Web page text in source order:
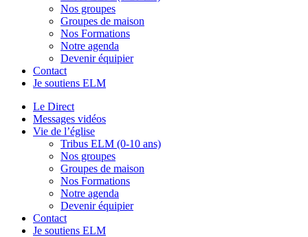
Nos groupes
Groupes de maison
Nos Formations
Notre agenda
Devenir équipier
Contact
Je soutiens ELM
Le Direct
Messages vidéos
Vie de l’église
Tribus ELM (0-10 ans)
Nos groupes
Groupes de maison
Nos Formations
Notre agenda
Devenir équipier
Contact
Je soutiens ELM